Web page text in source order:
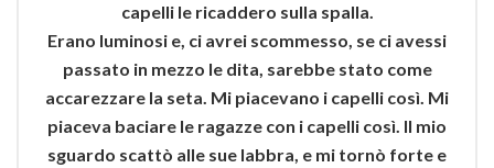
capelli le ricaddero sulla spalla.
Erano luminosi e, ci avrei scommesso, se ci avessi
passato in mezzo le dita, sarebbe stato come
accarezzare la seta. Mi piacevano i capelli così. Mi
piaceva baciare le ragazze con i capelli così. Il mio
sguardo scattò alle sue labbra, e mi tornò forte e